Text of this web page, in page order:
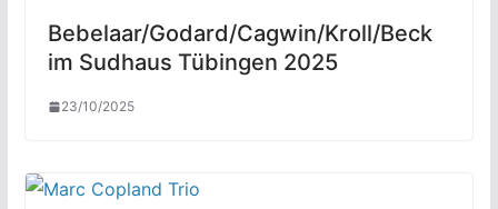
Bebelaar/Godard/Cagwin/Kroll/Beck
im Sudhaus Tübingen 2025
23/10/2025